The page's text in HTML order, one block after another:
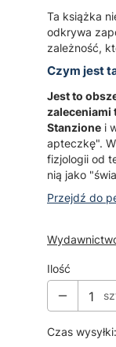
Ta książka
odkrywa
zależność,
Czym jest
Jest to
zaleceniami
Stanzione i
apteczkę".
fizjologii od
nią jako
Przejdź do
Ilość
Czas wysyłki: